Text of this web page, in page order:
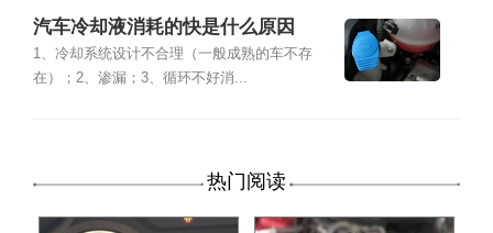
汽车冷却液消耗的快是什么原因
1、冷却系统设计不合理（一般成熟的车不存
在）；2、渗漏；3、循环不好消...
热门阅读